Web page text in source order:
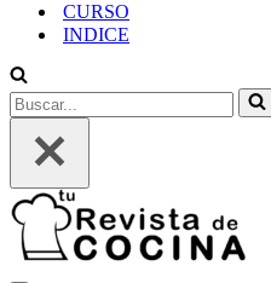
CURSO
INDICE
Buscar...